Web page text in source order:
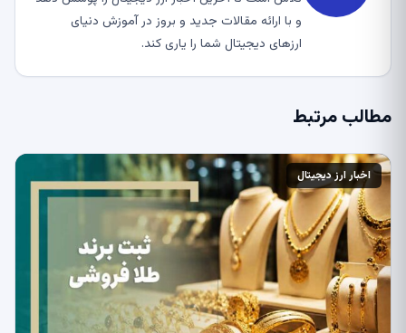
و با ارائه مقالات جدید و بروز در آموزش دنیای
ارزهای دیجیتال شما را یاری کند.
مطالب مرتبط
اخبار ارز دیجیتال